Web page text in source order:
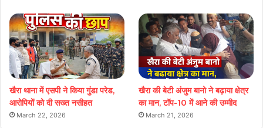
खैरा थाना में एसपी ने किया गुंडा परेड,
आरोपियों को दी सख्त नसीहत
March 22, 2026
खैरा की बेटी अंजुम बानो ने बढ़ाया क्षेत्र
का मान, टॉप-10 में आने की उम्मीद
March 21, 2026